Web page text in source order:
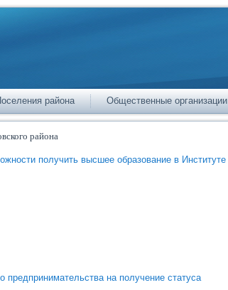
района Общественные организации
района
получить высшее образование в Институте
предпринимательства на получение статуса